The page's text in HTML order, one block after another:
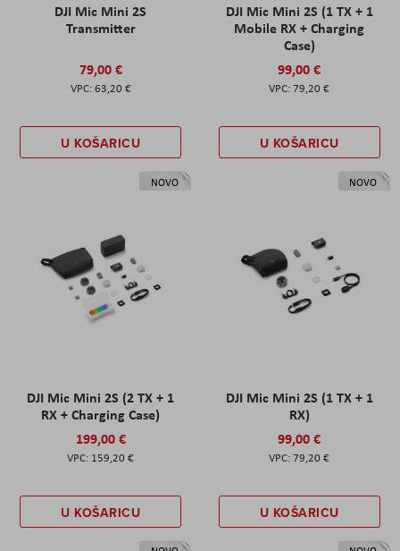
DJI Mic Mini 2S
Transmitter
79,00 €
63,20 €
U KOŠARICU
DJI Mic Mini 2S (1 TX + 1
Mobile RX + Charging
Case)
99,00 €
79,20 €
U KOŠARICU
NOVO
DJI Mic Mini 2S (2 TX + 1
RX + Charging Case)
199,00 €
159,20 €
U KOŠARICU
NOVO
DJI Mic Mini 2S (1 TX + 1
RX)
99,00 €
79,20 €
U KOŠARICU